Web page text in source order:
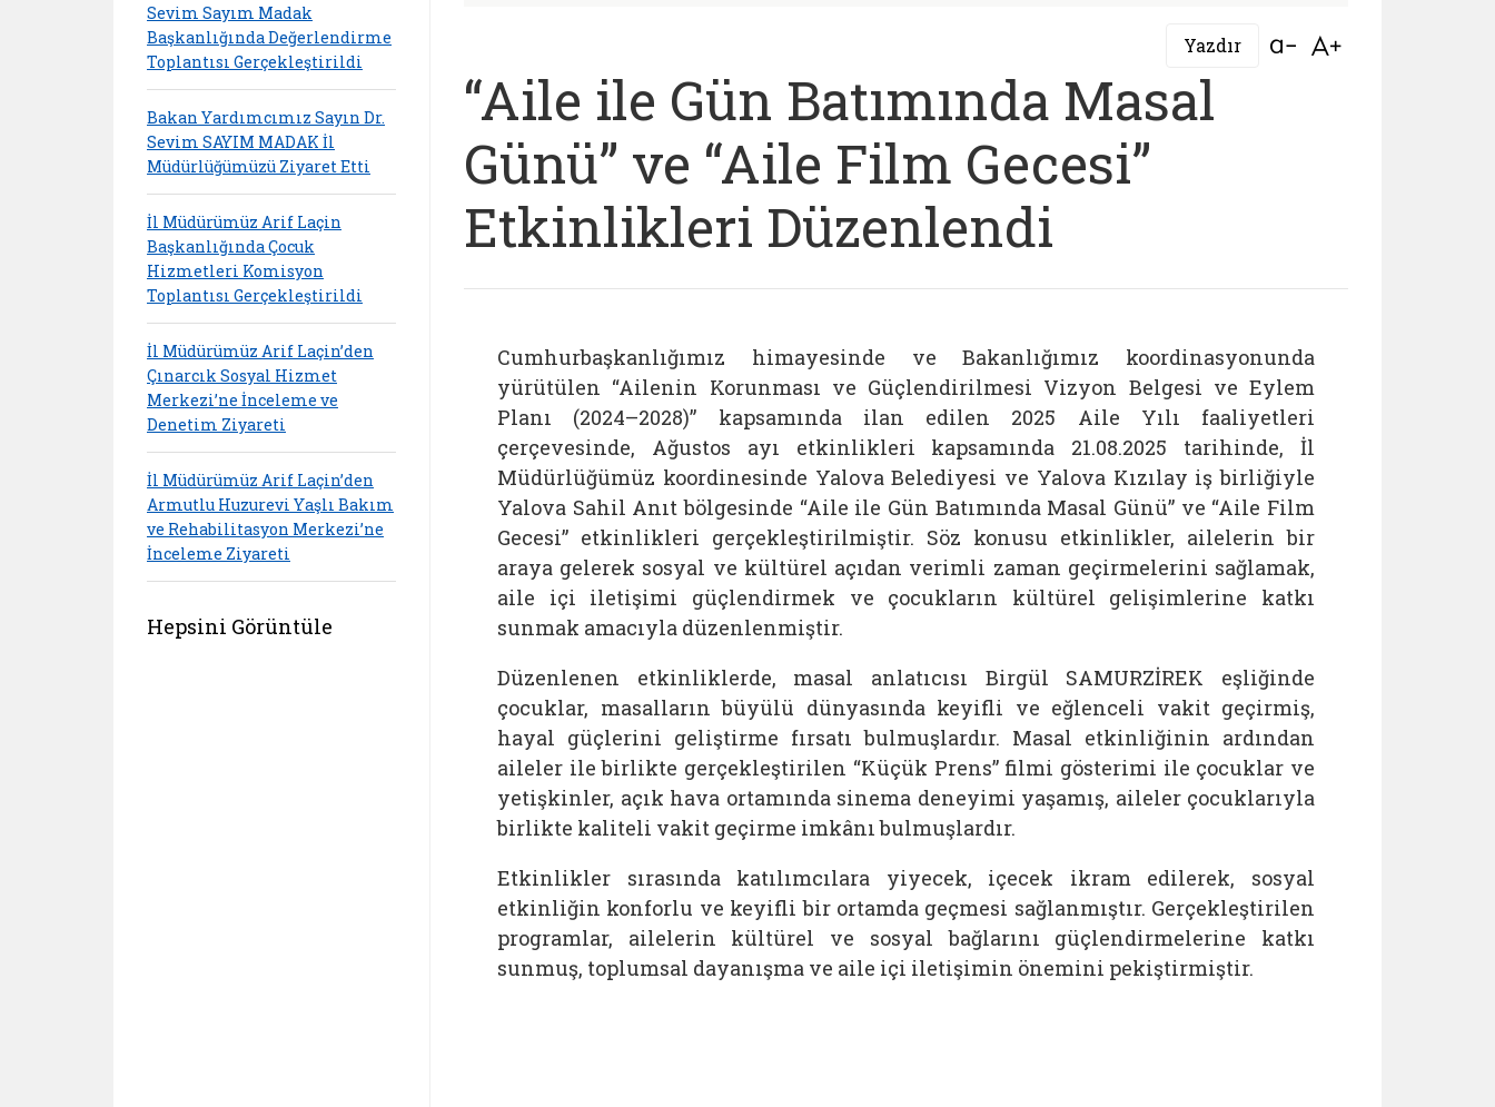
Yazdır Bağlantıyı aç
“Aile ile Gün Batımında Masal
Günü” ve “Aile Film Gecesi”
Etkinlikleri Düzenlendi
Cumhurbaşkanlığımız himayesinde ve Bakanlığımız koordinasyonunda
yürütülen “Ailenin Korunması ve Güçlendirilmesi Vizyon Belgesi ve Eylem
Planı (2024–2028)” kapsamında ilan edilen 2025 Aile Yılı faaliyetleri
çerçevesinde, Ağustos ayı etkinlikleri kapsamında 21.08.2025 tarihinde, İl
Müdürlüğümüz koordinesinde Yalova Belediyesi ve Yalova Kızılay iş birliğiyle
Yalova Sahil Anıt bölgesinde “Aile ile Gün Batımında Masal Günü” ve “Aile Film
Gecesi” etkinlikleri gerçekleştirilmiştir. Söz konusu etkinlikler, ailelerin bir
araya gelerek sosyal ve kültürel açıdan verimli zaman geçirmelerini sağlamak,
aile içi iletişimi güçlendirmek ve çocukların kültürel gelişimlerine katkı
sunmak amacıyla düzenlenmiştir.
Düzenlenen etkinliklerde, masal anlatıcısı Birgül SAMURZİREK eşliğinde
çocuklar, masalların büyülü dünyasında keyifli ve eğlenceli vakit geçirmiş,
hayal güçlerini geliştirme fırsatı bulmuşlardır. Masal etkinliğinin ardından
aileler ile birlikte gerçekleştirilen “Küçük Prens” filmi gösterimi ile çocuklar ve
yetişkinler, açık hava ortamında sinema deneyimi yaşamış, aileler çocuklarıyla
birlikte kaliteli vakit geçirme imkânı bulmuşlardır.
Etkinlikler sırasında katılımcılara yiyecek, içecek ikram edilerek, sosyal
etkinliğin konforlu ve keyifli bir ortamda geçmesi sağlanmıştır. Gerçekleştirilen
programlar, ailelerin kültürel ve sosyal bağlarını güçlendirmelerine katkı
sunmuş, toplumsal dayanışma ve aile içi iletişimin önemini pekiştirmiştir.
Sevim Sayım Madak
Başkanlığında Değerlendirme
Toplantısı Gerçekleştirildi
Bakan Yardımcımız Sayın Dr.
Sevim SAYIM MADAK İl
Müdürlüğümüzü Ziyaret Etti
İl Müdürümüz Arif Laçin
Başkanlığında Çocuk
Hizmetleri Komisyon
Toplantısı Gerçekleştirildi
İl Müdürümüz Arif Laçin’den
Çınarcık Sosyal Hizmet
Merkezi’ne İnceleme ve
Denetim Ziyareti
İl Müdürümüz Arif Laçin’den
Armutlu Huzurevi Yaşlı Bakım
ve Rehabilitasyon Merkezi’ne
İnceleme Ziyareti
Hepsini Görüntüle